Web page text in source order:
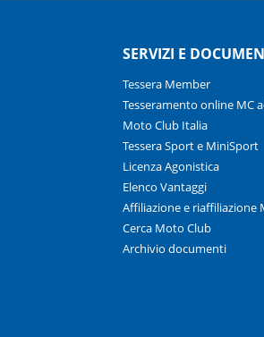
SERVIZI E
Tessera Member
Tesseramento online MC
Moto Club Italia
Tessera Sport e MiniSport
Licenza Agonistica
Elenco Vantaggi
Affiliazione e riaffiliazione
Cerca Moto Club
Archivio documenti